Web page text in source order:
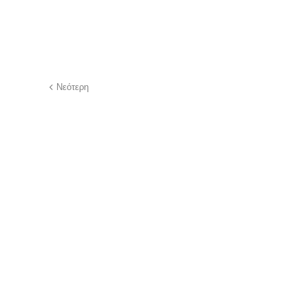
Νεότερη